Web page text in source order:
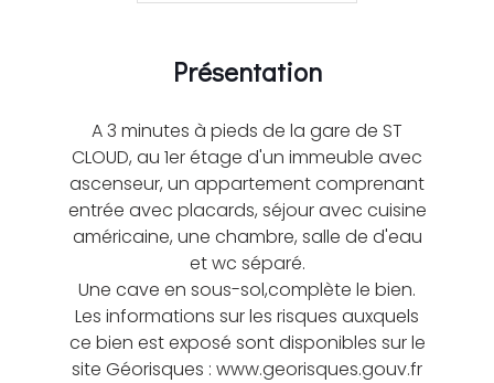
Présentation
A 3 minutes à pieds de la gare de ST
CLOUD, au 1er étage d'un immeuble avec
ascenseur, un appartement comprenant
entrée avec placards, séjour avec cuisine
américaine, une chambre, salle de d'eau
et wc séparé.
Une cave en sous-sol,complète le bien.
Les informations sur les risques auxquels
ce bien est exposé sont disponibles sur le
site Géorisques : www.georisques.gouv.fr